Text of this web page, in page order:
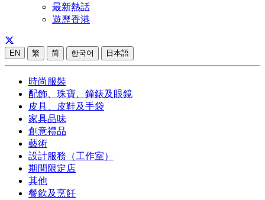
最新熱話
遊歷香港
EN 繁 简 한국어 日本語
時尚服裝
配飾、珠寶、鐘錶及眼鏡
皮具、皮鞋及手袋
家具品味
創意禮品
藝術
設計服務（工作室）
期間限定店
其他
餐飲及烹飪